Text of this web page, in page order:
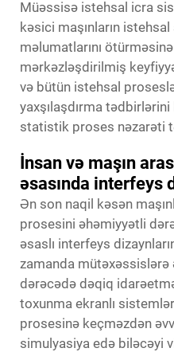
Müəssisə istehsal icra
kəsici maşınların
məlumatlarını
mərkəzləşdirilmiş
və bütün istehsal
yaxşılaşdırma
statistik proses nəzarəti
İnsan və maşın
əsasında interfeys
Ən son naqil kəsən
prosesini əhəmiyyətli
əsaslı interfeys
zamanda mütəxəssislərə
dərəcədə dəqiq
toxunma ekranlı
prosesinə keçməzdən
simulyasiya edə biləcəyi